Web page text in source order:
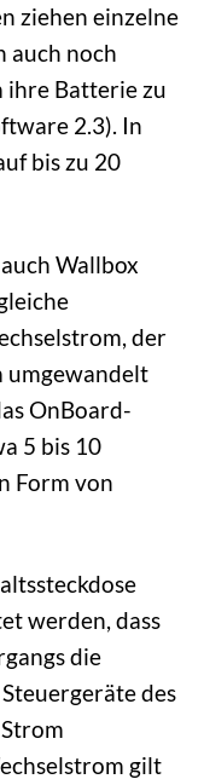
ziehen einzelne
auch noch
ihre Batterie zu
2.3). In
bis zu 20
Wallbox
der
umgewandelt
OnBoard-
5 bis 10
Form von
werden, dass
die
des
gilt